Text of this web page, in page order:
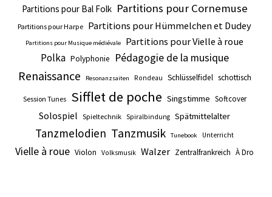
Partitions pour Bal Folk Partitions pour Cornemuse
Partitions pour Harpe Partitions pour Hümmelchen et Dudey
Partitions pour Musique médiévale Partitions pour Vielle à roue
Polka Polyphonie Pédagogie de la musique
Renaissance Resonanzsaiten Rondeau Schlüsselfidel schottisch
Session Tunes Sifflet de poche Singstimme Softcover
Solospiel Spieltechnik Spiralbindung Spätmittelalter
Tanzmelodien Tanzmusik Tunebook Unterricht
Vielle à roue Violon Volksmusik Walzer Zentralfrankreich À Dro